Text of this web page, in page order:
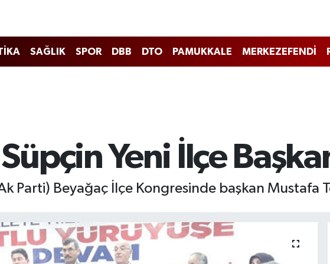
SAĞLIK SPOR DBB DTO PAMUKKALE MERKEZEFENDİ
Yeni İlçe
Parti) Beyağaç İlçe Kongresinde başkan Mustafa